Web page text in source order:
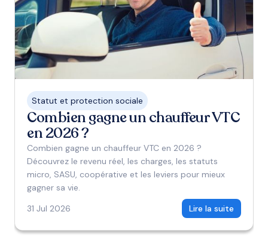
Statut et protection sociale
Combien gagne un chauffeur VTC
en 2026 ?
Combien gagne un chauffeur VTC en 2026 ?
Découvrez le revenu réel, les charges, les statuts
micro, SASU, coopérative et les leviers pour mieux
gagner sa vie.
31 Jul 2026
Lire la suite